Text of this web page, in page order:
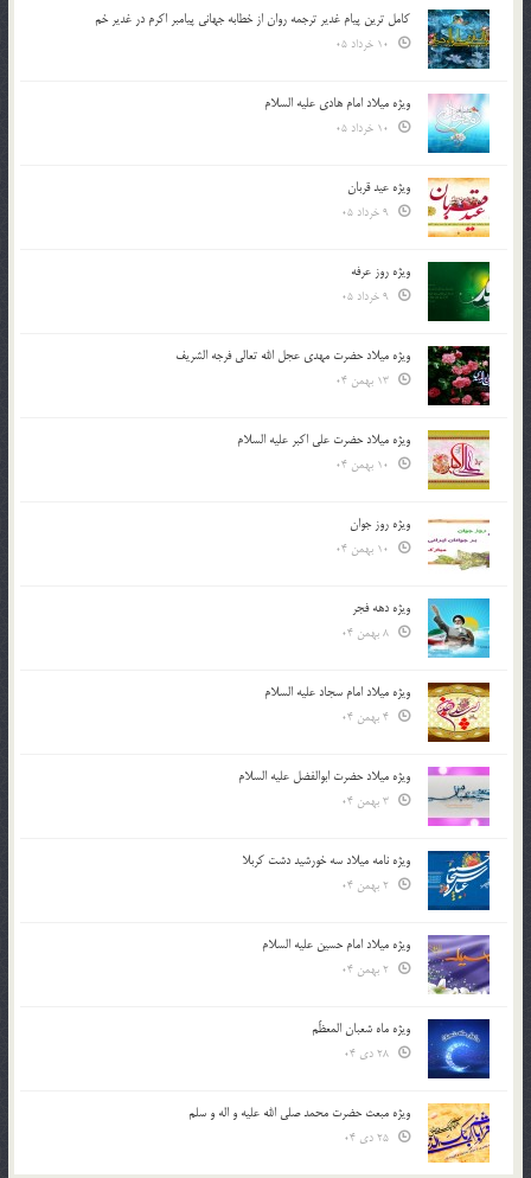
کامل ترین پیام غدیر ترجمه روان از خطابه جهانی پیامبر اکرم در غدیر خم
ویژه میلاد امام هادی علیه السلام
ویژه عید قربان
ویژه روز عرفه
ویژه میلاد حضرت مهدی عجل الله تعالی فرجه الشريف
ویژه میلاد حضرت علی اکبر علیه السلام
ویژه روز جوان
ویژه دهه فجر
ویژه میلاد امام سجاد علیه السلام
ویژه میلاد حضرت ابوالفضل علیه السلام
ویژه نامه میلاد سه خورشید دشت کربلا
ویژه میلاد امام حسین علیه السلام
ویژه ماه شعبان المعظّم
ویژه مبعث حضرت محمد صلی الله علیه و اله و سلم